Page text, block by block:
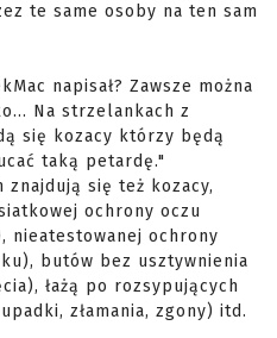
te same osoby na ten sam
napisał? Zawsze można
Na strzelankach z
się kozacy którzy będą
taką petardę."
znajdują się też kozacy,
ochrony oczu
nieatestowanej ochrony
butów bez usztywnienia
łażą po rozsypujących
złamania, zgony) itd.